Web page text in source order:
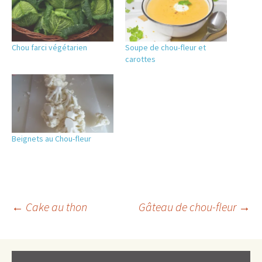
Chou farci végétarien
Soupe de chou-fleur et
carottes
Beignets au Chou-fleur
Navigation
des
← Cake au thon Gâteau de chou-fleur →